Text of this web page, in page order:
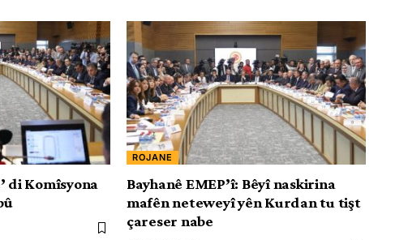
di Komîsyona
ROJANE
Bayhanê EMEP’î: Bêyî naskirina
mafên neteweyî yên Kurdan tu tişt
çareser nabe